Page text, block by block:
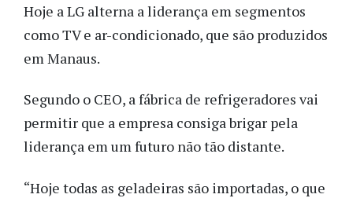
Hoje a LG alterna a liderança em segmentos
como TV e ar-condicionado, que são produzidos
em Manaus.
Segundo o CEO, a fábrica de refrigeradores vai
permitir que a empresa consiga brigar pela
liderança em um futuro não tão distante.
“Hoje todas as geladeiras são importadas, o que